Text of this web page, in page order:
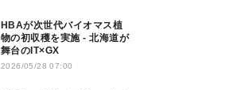
HBAが次世代バイオマス植
物の初収穫を実施 - 北海道が
舞台のIT×GX
2026/05/28 07:00